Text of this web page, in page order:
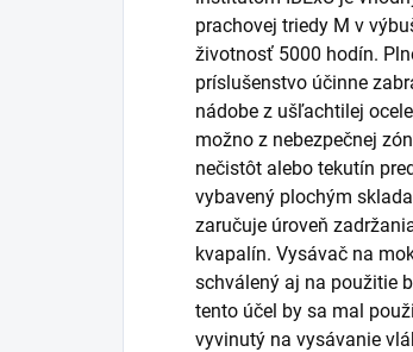
prachovej triedy M v
životnosť 5000 hodín.
príslušenstvo účinne
nádobe z ušľachtilej
možno z nebezpečnej
nečistôt alebo tekutín
vybavený plochým
zaručuje úroveň
kvapalín. Vysávač na
schválený aj na použitie
tento účel by sa mal
vyvinutý na vysávanie